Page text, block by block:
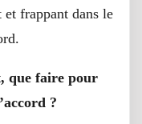
frappant dans le
que faire pour
?